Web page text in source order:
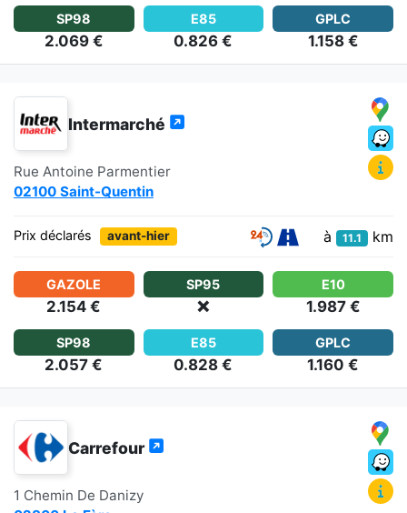
SP98
2.069 €
E85
0.826 €
GPLC
1.158 €
Intermarché
Rue Antoine Parmentier
02100 Saint-Quentin
Prix déclarés avant-hier à 11.1 km
GAZOLE
2.154 €
SP95
❌
E10
1.987 €
SP98
2.057 €
E85
0.828 €
GPLC
1.160 €
Carrefour
1 Chemin De Danizy